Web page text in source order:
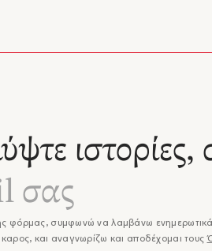
ιστορίες,
φόρμας, συμφωνώ να λαμβάνω ενημερωτικά
και αναγνωρίζω και αποδέχομαι τους